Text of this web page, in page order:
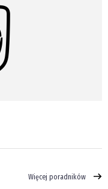
Więcej poradników